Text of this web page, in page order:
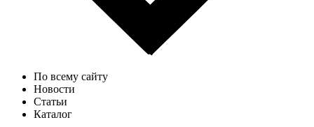
По всему сайту
Новости
Статьи
Каталог